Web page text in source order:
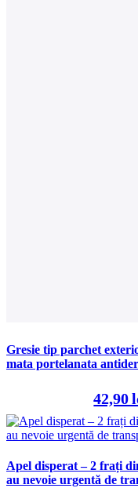
Gresie tip parchet
mata portelanata
42,90
Apel disperat – 2 frați
au nevoie urgentă de